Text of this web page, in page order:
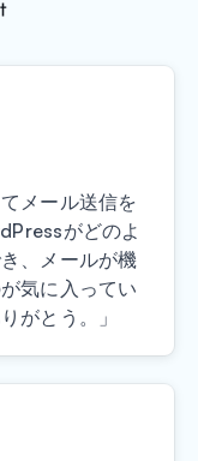
メール送信を
がどのよ
、メールが機
気に入ってい
がとう。」